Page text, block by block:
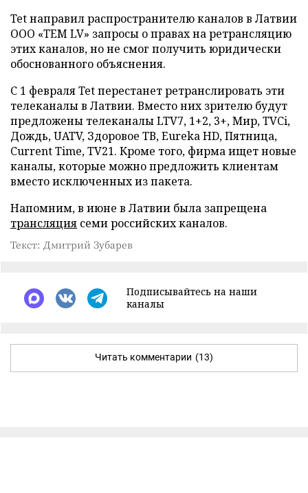
Tet направил распространителю каналов в Латвии
ООО «TEM LV» запросы о правах на ретрансляцию
этих каналов, но не смог получить юридически
обоснованного объяснения.
С 1 февраля Tet перестанет ретранслировать эти
телеканалы в Латвии. Вместо них зрителю будут
предложены телеканалы LTV7, 1+2, 3+, Мир, TVCi,
Дождь, UATV, Здоровое ТВ, Eureka HD, Пятница,
Current Time, TV21. Кроме того, фирма ищет новые
каналы, которые можно предложить клиентам
вместо исключенных из пакета.
Напомним, в июне в Латвии была запрещена
трансляция семи российских каналов.
Текст: Дмитрий Зубарев
Подписывайтесь на наши
каналы
Читать комментарии (13)